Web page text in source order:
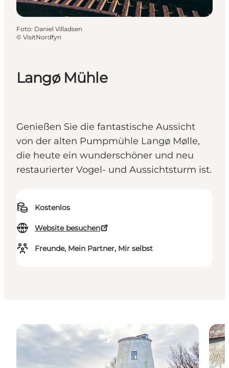
Langø Mühle
Genießen Sie die fantastische Aussicht
von der alten Pumpmühle Langø Mølle,
die heute ein wunderschöner und neu
restaurierter Vogel- und Aussichtsturm ist.
Kostenlos
Website besuchen
Freunde, Mein Partner, Mir selbst
Foto: Daniel Villadsen
© VisitNordfyn